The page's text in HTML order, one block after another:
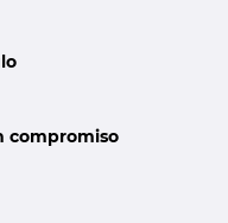
compromiso